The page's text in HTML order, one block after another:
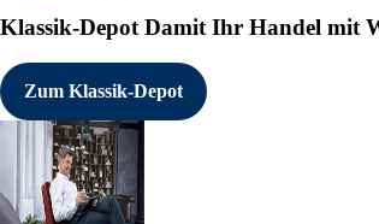
Klassik-DepotDamit Ihr Handel mit
Zum Klassik-Depot